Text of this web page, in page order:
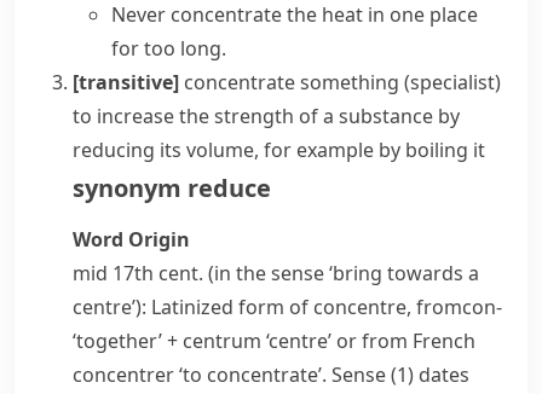
Never concentrate the heat in one place
for too long.
[transitive] concentrate something (specialist)
to increase the strength of a substance by
reducing its volume, for example by boiling it
synonym reduce
Word Origin
mid 17th cent. (in the sense ‘bring towards a
centre’): Latinized form of concentre, fromcon-
‘together’ + centrum ‘centre’ or from French
concentrer‘to concentrate’. Sense (1) dates